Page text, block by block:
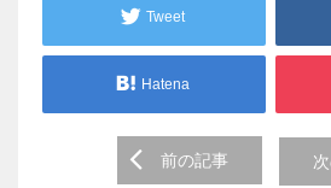
Tweet
Hatena
前の記事